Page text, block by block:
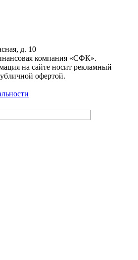
д. 10
компания «СФК».
на сайте носит рекламный
офертой.